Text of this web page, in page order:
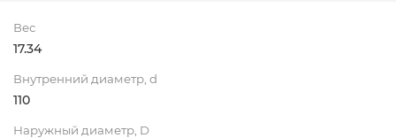
Вес
17.34
Внутренний диаметр, d
110
Наружный диаметр, D